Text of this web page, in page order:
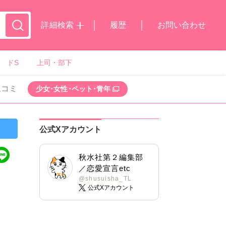
詳細検索
履歴 お問い合わせ
ドS 上司・部下
ミ 少女･女性･ペット･青年
公式Xアカウント
秋水社第２編集部
／恋愛宣言etc
@shusuisha_TL
公式Xアカウント